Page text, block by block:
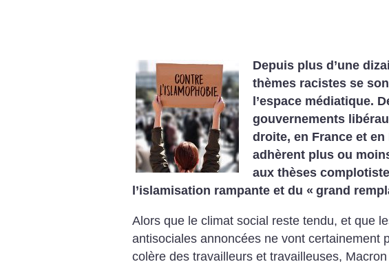
Depuis plus d’une
thèmes racistes se
l’espace médiatique.
gouvernements
droite, en France et
adhèrent plus ou
aux thèses
l’islamisation rampante et du « grand
Alors que le climat social reste tendu, et que
antisociales annoncées ne vont certainement
colère des travailleurs et travailleuses,